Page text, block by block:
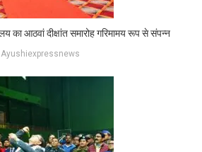
का आठवां दीक्षांत समारोह गरिमामय रूप से संपन्न
Ayushiexpressnews